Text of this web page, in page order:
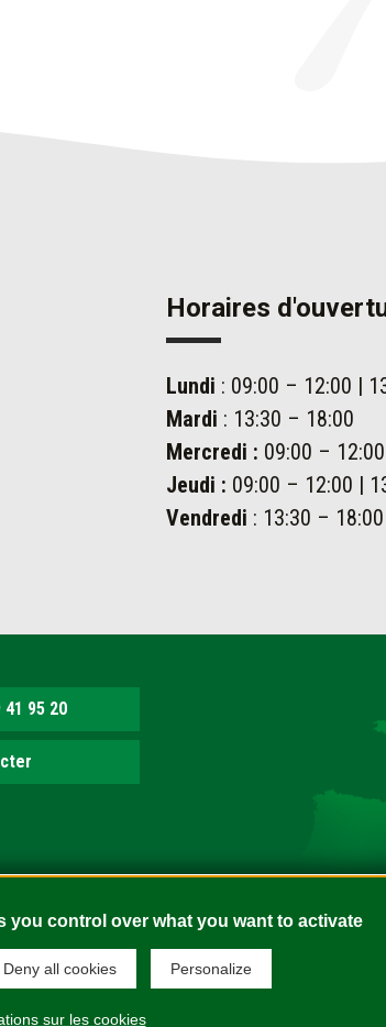
you control over what you want to activate
Deny all cookies Personalize
sur les cookies
Horaires
Lundi : 09:00 – 12:00 |
Mardi : 13:30 – 18:00
Mercredi : 09:00 –
Jeudi : 09:00 – 12:00 |
Vendredi : 13:30 – 18:00
41 95 20
Politique de cookies